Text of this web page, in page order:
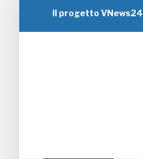
Il progetto VNews24